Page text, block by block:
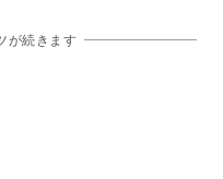
が続きます